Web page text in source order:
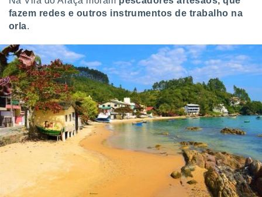
medir
da
medir o
dos
os
de
ou
de dados
fontes,
dados
fazem redes e outros instrumentos de trabalho na
orla.